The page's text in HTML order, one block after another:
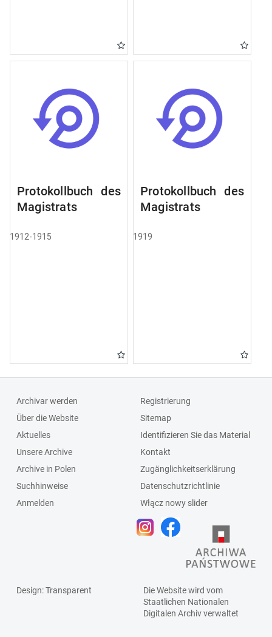
Protokollbuch des
Magistrats
1912-1915
Protokollbuch des
Magistrats
1919
Archivar werden
Über die Website
Aktuelles
Unsere Archive
Archive in Polen
Suchhinweise
Anmelden
Registrierung
Sitemap
Identifizieren Sie das Material
Kontakt
Zugänglichkeitserklärung
Datenschutzrichtlinie
Włącz nowy slider
Design: Transparent
Die Website wird vom
Staatlichen Nationalen
Digitalen Archivverwaltet